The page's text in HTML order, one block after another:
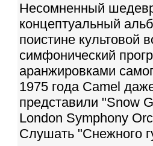
Несомненный
концептуальный
поистине культовой
симфонический
аранжировками
1975 года Camel
представили "Snow
London Symphony
Слушать "Снежного